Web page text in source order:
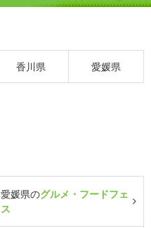
香川県 愛媛県
愛媛県のグルメ・フードフェ
ス